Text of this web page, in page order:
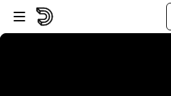
Vai al lettore
Passa al contenuto principale